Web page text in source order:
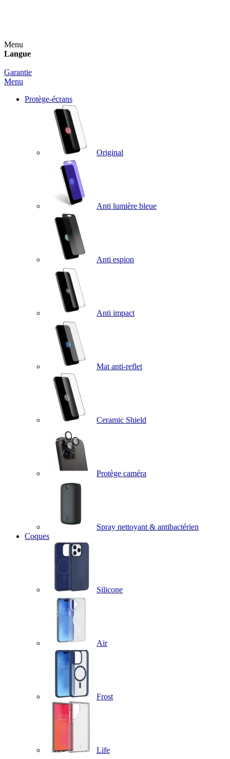
Menu
Langue
Garantie
Menu
Protège-écrans
Original
Anti lumière bleue
Anti espion
Anti impact
Mat anti-reflet
Ceramic Shield
Protège caméra
Spray nettoyant & antibactérien
Coques
Silicone
Air
Frost
Life